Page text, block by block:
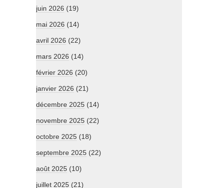
juin 2026 (19)
mai 2026 (14)
avril 2026 (22)
mars 2026 (14)
février 2026 (20)
janvier 2026 (21)
décembre 2025 (14)
novembre 2025 (22)
octobre 2025 (18)
septembre 2025 (22)
août 2025 (10)
juillet 2025 (21)